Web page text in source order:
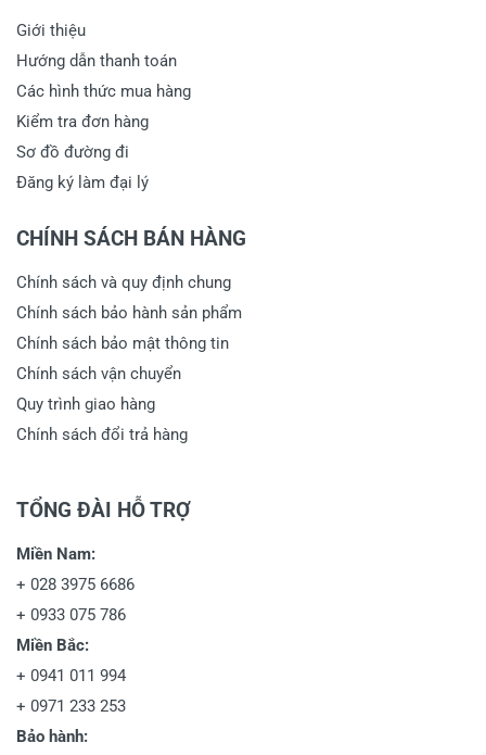
Giới thiệu
Hướng dẫn thanh toán
Các hình thức mua hàng
Kiểm tra đơn hàng
Sơ đồ đường đi
Đăng ký làm đại lý
CHÍNH SÁCH BÁN HÀNG
Chính sách và quy định chung
Chính sách bảo hành sản phẩm
Chính sách bảo mật thông tin
Chính sách vận chuyển
Quy trình giao hàng
Chính sách đổi trả hàng
TỔNG ĐÀI HỖ TRỢ
Miền Nam:
+ 028 3975 6686
+ 0933 075 786
Miền Bắc:
+ 0941 011 994
+ 0971 233 253
Bảo hành: